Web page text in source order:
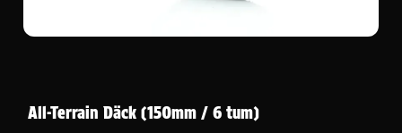
All-Terrain Däck (150mm / 6 tum)